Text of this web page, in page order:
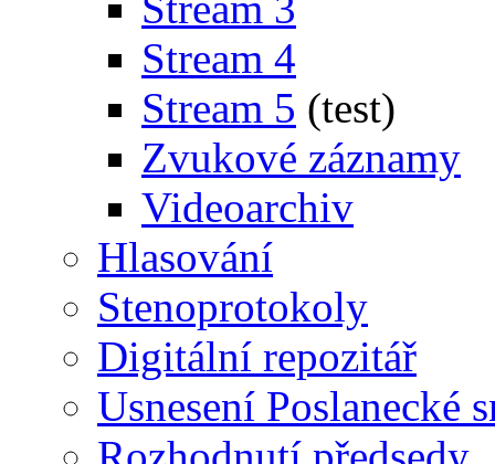
Stream 4
Stream 5 (test)
Zvukové záznamy
Videoarchiv
Hlasování
Stenoprotokoly
Digitální repozitář
Usnesení Poslanecké